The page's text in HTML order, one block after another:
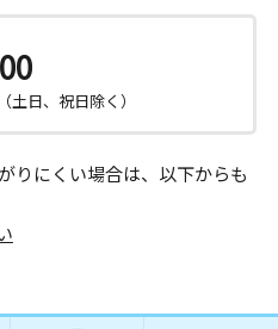
土日、祝日除く）
りにくい場合は、以下からも